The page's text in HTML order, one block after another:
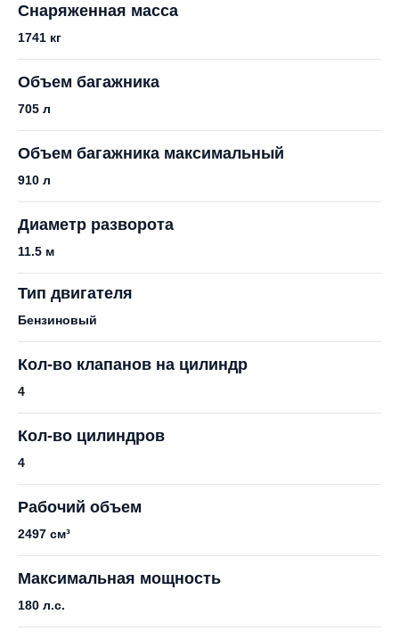
Снаряженная масса
1741 кг
Объем багажника
705 л
Объем багажника максимальный
910 л
Диаметр разворота
11.5 м
Тип двигателя
Бензиновый
Кол-во клапанов на цилиндр
4
Кол-во цилиндров
4
Рабочий объем
2497 см³
Максимальная мощность
180 л.с.